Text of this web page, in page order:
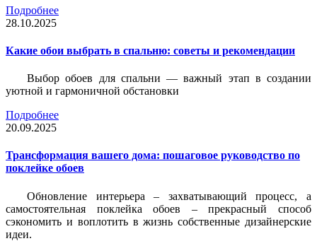
Подробнее
28.10.2025
Какие обои выбрать в спальню: советы и рекомендации
Выбор обоев для спальни — важный этап в создании
уютной и гармоничной обстановки
Подробнее
20.09.2025
Трансформация вашего дома: пошаговое руководство по
поклейке обоев
Обновление интерьера – захватывающий процесс, а
самостоятельная поклейка обоев – прекрасный способ
сэкономить и воплотить в жизнь собственные дизайнерские
идеи.